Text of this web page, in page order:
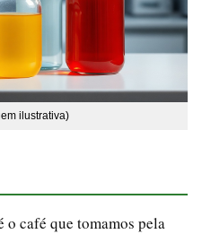
ilustrativa)
o café que tomamos pela